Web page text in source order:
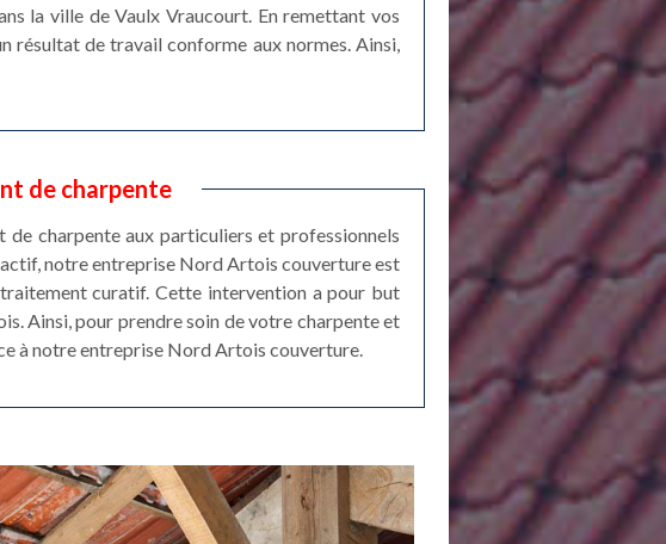
la ville de Vaulx Vraucourt. En remettant vos
résultat de travail conforme aux normes. Ainsi,
de charpente
charpente aux particuliers et professionnels
actif, notre entreprise Nord Artois couverture est
curatif. Cette intervention a pour but
Ainsi, pour prendre soin de votre charpente et
à notre entreprise Nord Artois couverture.